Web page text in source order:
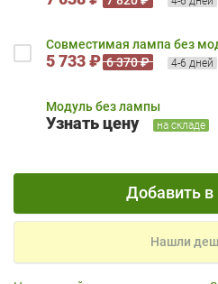
Совместимая лампа без
5 733 ₽ 6 370 ₽ 4-6 дней
Модуль без лампы
Узнать цену на складе
Добавить в
Нашли